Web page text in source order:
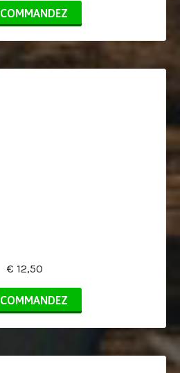
COMMANDEZ
€ 12,50
COMMANDEZ